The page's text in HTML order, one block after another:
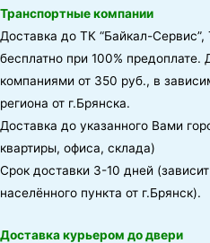
Транспортные компании
Доставка до ТК “Байкал-
бесплатно при 100% предоплате.
компаниями от 350 руб., в
региона от г.Брянска.
Доставка до указанного Вами
квартиры, офиса, склада)
Срок доставки 3-10 дней
населённого пункта от г.Брянск).
Доставка курьером до двери